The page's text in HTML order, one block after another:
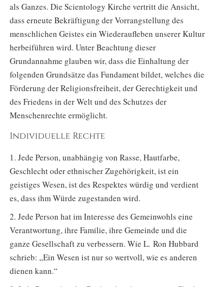
als Ganzes. Die Scientology Kirche vertritt die Ansicht,
dass erneute Bekräftigung der Vorrangstellung des
menschlichen Geistes ein Wiederaufleben unserer Kultur
herbeiführen wird. Unter Beachtung dieser
Grundannahme glauben wir, dass die Einhaltung der
folgenden Grundsätze das Fundament bildet, welches die
Förderung der Religionsfreiheit, der Gerechtigkeit und
des Friedens in der Welt und des Schutzes der
Menschenrechte ermöglicht.
Individuelle Rechte
1. Jede Person, unabhängig von Rasse, Hautfarbe,
Geschlecht oder ethnischer Zugehörigkeit, ist ein
geistiges Wesen, ist des Respektes würdig und verdient
es, dass ihm Würde zugestanden wird.
2. Jede Person hat im Interesse des Gemeinwohls eine
Verantwortung, ihre Familie, ihre Gemeinde und die
ganze Gesellschaft zu verbessern. Wie L. Ron Hubbard
schrieb: „Ein Wesen ist nur so wertvoll, wie es anderen
dienen kann.“